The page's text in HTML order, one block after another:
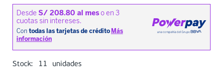
Stock: 11 unidades